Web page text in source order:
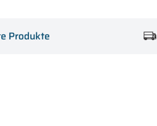
Produkte